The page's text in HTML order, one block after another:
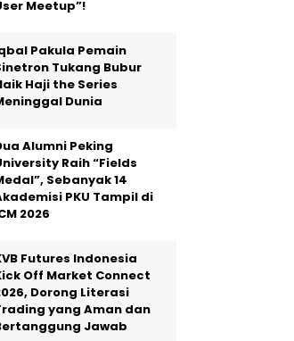
Meetup”!
Pakula Pemain
Tukang Bubur
Haji the Series
Dunia
Alumni Peking
Raih “Fields
Sebanyak 14
PKU Tampil di
2026
Futures Indonesia
Off Market Connect
Dorong Literasi
yang Aman dan
Jawab